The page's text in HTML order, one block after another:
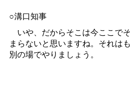
○溝口知事
いや、だからそこは今ここで
まらないと思いますね。それは
別の場でやりましょう。